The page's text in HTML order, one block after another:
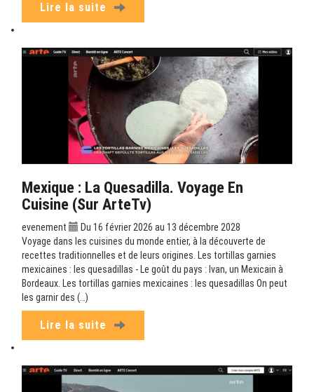
Lire la suite
Mexique : La Quesadilla. Voyage En
Cuisine (sur ArteTv)
evenement
Du 16 février 2026 au 13 décembre 2028
Voyage dans les cuisines du monde entier, à la découverte de
recettes traditionnelles et de leurs origines. Les tortillas garnies
mexicaines : les quesadillas - Le goût du pays : Ivan, un Mexicain à
Bordeaux. Les tortillas garnies mexicaines : les quesadillas On peut
les garnir des (…)
Lire la suite